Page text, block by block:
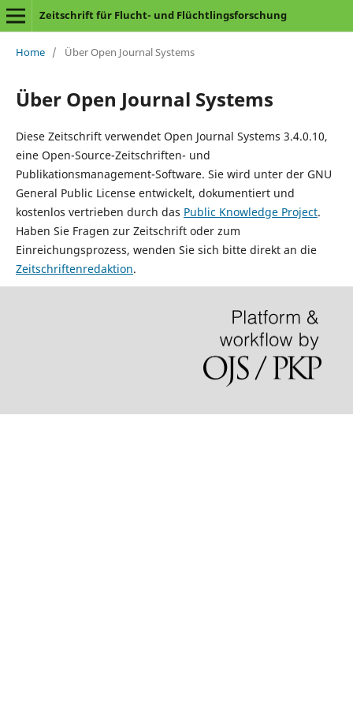
Zeitschrift für Flucht- und Flüchtlingsforschung
Home / Über Open Journal Systems
Über Open Journal Systems
Diese Zeitschrift verwendet Open Journal Systems 3.4.0.10,
eine Open-Source-Zeitschriften- und
Publikationsmanagement-Software. Sie wird unter der GNU
General Public License entwickelt, dokumentiert und
kostenlos vertrieben durch das Public Knowledge Project.
Haben Sie Fragen zur Zeitschrift oder zum
Einreichungsprozess, wenden Sie sich bitte direkt an die
Zeitschriftenredaktion.